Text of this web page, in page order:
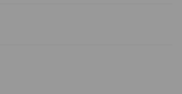
택한 렌트카 가격비교 플랫폼
국내·해외 렌트카까지 비교할 수 있는 렌트카 가